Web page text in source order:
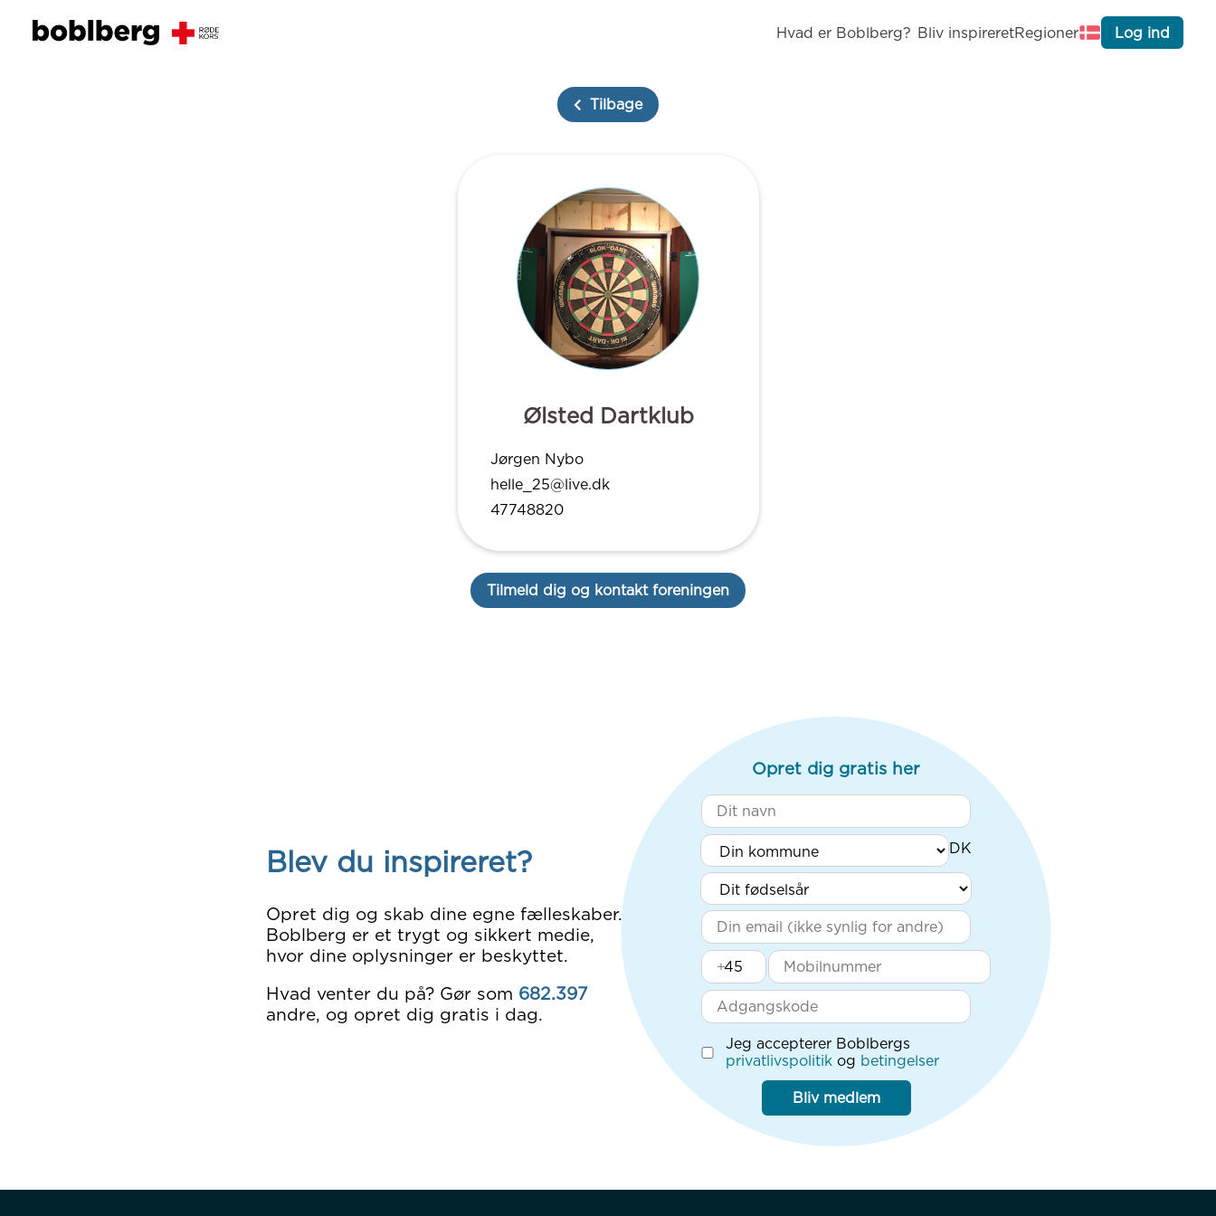
Hvad er Boblberg? Bliv inspireretRegioner Log ind
Tilbage
Ølsted Dartklub
Jørgen Nybo
helle_25@live.dk
47748820
Tilmeld dig og kontakt foreningen
Blev du inspireret?
Opret dig og skab dine egne fælleskaber.
Boblberg er et trygt og sikkert medie,
hvor dine oplysninger er beskyttet.
Hvad venter du på? Gør som 682.397
andre, og opret dig gratis i dag.
Opret dig gratis her
+
Jeg accepterer Boblbergs
privatlivspolitik og betingelser
Bliv medlem